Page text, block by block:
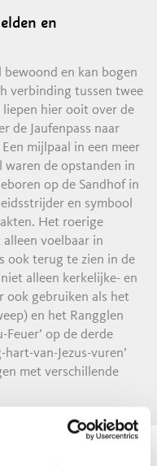
en
bewoond en kan bogen
verbinding tussen twee
liepen hier ooit over de
de Jaufenpass naar
mijlpaal in een meer
waren de opstanden in
op de Sandhof in
en symbool
Het roerige
voelbaar in
ook terug te zien in de
alleen kerkelijke- en
ook gebruiken als het
en het Rangglen
Feuer’ op de derde
van-Jezus-vuren’
met verschillende